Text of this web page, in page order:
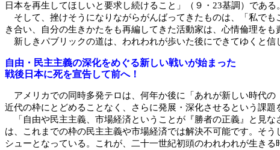
日本を再生してほしいと要求し続けること」（９・23基調）であ
そして、挫けそうになりながらがんばってきたものは、「私で
き合い、自分の生きかたをも再編してきた活動家は、心情倫理を
新しきパブリックの道は、われわれが歩いた後にできてゆくと信
自由・民主主義の深化をめぐる新しい戦いが始まった
戦後日本に死を宣告して前へ！
アメリカでの同時多発テロは、何年か後に「あれが新しい時代
近代の枠にとどめることなく、さらに発展・深化させるという課題
「自由や民主主義、市場経済ということが『勝者の正義』と見な
は、これまでの枠の民主主義や市場経済では解決不可能です。そ
シューとなっている。これが、二十一世紀初頭のわれわれが生きる